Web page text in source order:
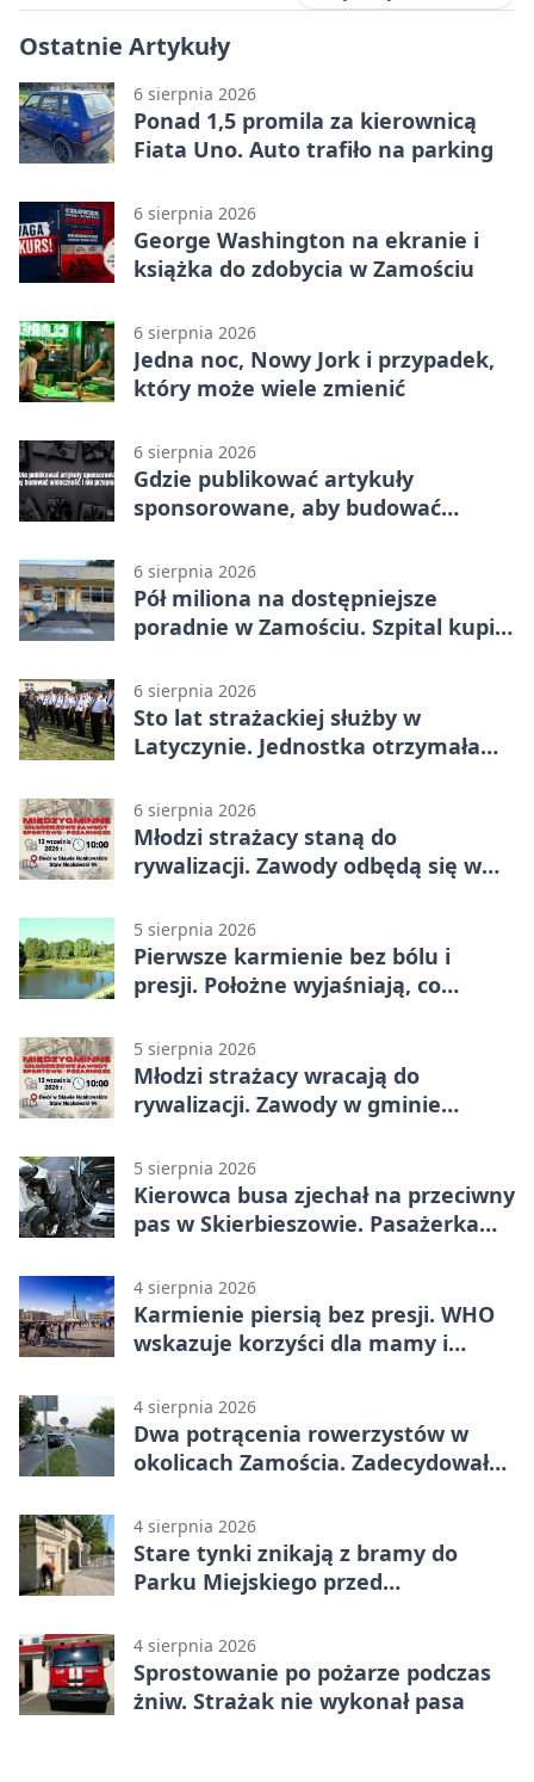
Ostatnie Artykuły
6 sierpnia 2026
Ponad 1,5 promila za kierownicą
Fiata Uno. Auto trafiło na parking
6 sierpnia 2026
George Washington na ekranie i
książka do zdobycia w Zamościu
6 sierpnia 2026
Jedna noc, Nowy Jork i przypadek,
który może wiele zmienić
6 sierpnia 2026
Gdzie publikować artykuły
sponsorowane, aby budować
6 sierpnia 2026
Pół miliona na dostępniejsze
poradnie w Zamościu. Szpital kupi
6 sierpnia 2026
Sto lat strażackiej służby w
Latyczynie. Jednostka otrzymała
6 sierpnia 2026
Młodzi strażacy staną do
rywalizacji. Zawody odbędą się w
5 sierpnia 2026
Pierwsze karmienie bez bólu i
presji. Położne wyjaśniają, co
5 sierpnia 2026
Młodzi strażacy wracają do
rywalizacji. Zawody w gminie
5 sierpnia 2026
Kierowca busa zjechał na przeciwny
pas w Skierbieszowie. Pasażerka
4 sierpnia 2026
Karmienie piersią bez presji. WHO
wskazuje korzyści dla mamy i
4 sierpnia 2026
Dwa potrącenia rowerzystów w
okolicach Zamościa. Zadecydowało
4 sierpnia 2026
Stare tynki znikają z bramy do
Parku Miejskiego przed
4 sierpnia 2026
Sprostowanie po pożarze podczas
żniw. Strażak nie wykonał pasa